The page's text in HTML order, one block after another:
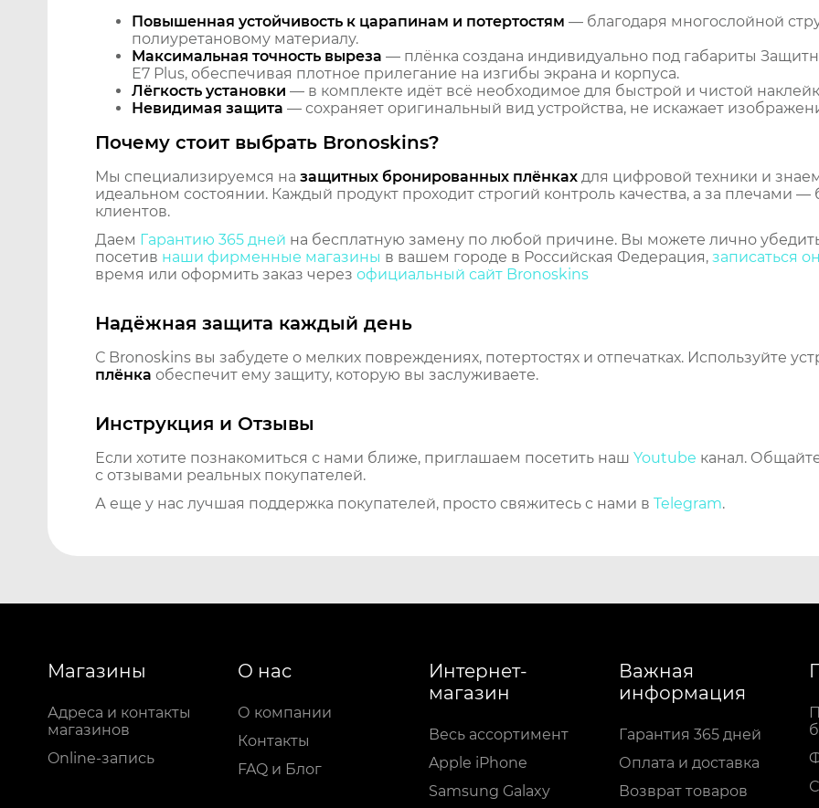
Повышенная устойчивость к царапинам и потертостям — благодаря многослойной
полиуретановому материалу.
Максимальная точность выреза — плёнка создана индивидуально под габариты
E7 Plus, обеспечивая плотное прилегание на изгибы экрана и корпуса.
Лёгкость установки — в комплекте идёт всё необходимое для быстрой и чистой
Невидимая защита — сохраняет оригинальный вид устройства, не искажает
Почему стоит выбрать Bronoskins?
Мы специализируемся на защитных бронированных плёнках для цифровой техники и
идеальном состоянии. Каждый продукт проходит строгий контроль качества, а за плечами
клиентов.
Даем Гарантию 365 дней на бесплатную замену по любой причине. Вы можете лично
посетив наши фирменные магазины в вашем городе в Российская Федерация, записаться
время или оформить заказ через официальный сайт Bronoskins
Надёжная защита каждый день
С Bronoskins вы забудете о мелких повреждениях, потертостях и отпечатках. Используйте
плёнка обеспечит ему защиту, которую вы заслуживаете.
Инструкция и Отзывы
Если хотите познакомиться с нами ближе, приглашаем посетить наш Youtube канал.
с отзывами реальных покупателей.
А еще у нас лучшая поддержка покупателей, просто свяжитесь с нами в Telegram.
Магазины
Адреса и контакты
магазинов
Online-запись
О нас
О компании
Контакты
FAQ и Блог
Интернет-
магазин
Весь ассортимент
Apple iPhone
Samsung Galaxy
Важная
информация
Гарантия 365 дней
Оплата и доставка
Возврат товаров